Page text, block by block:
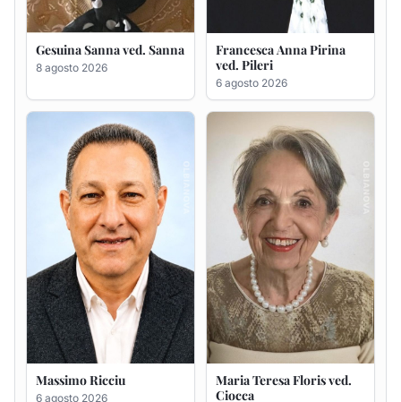
Massimo Ricciu
6 agosto 2026
Maria Teresa Floris ved.
6 agosto 2026